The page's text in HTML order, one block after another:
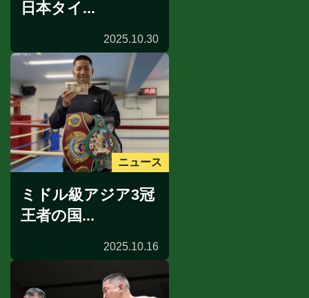
日本タイ...
2025.10.30
ニュース
ミドル級アジア3冠
王者の国...
2025.10.16